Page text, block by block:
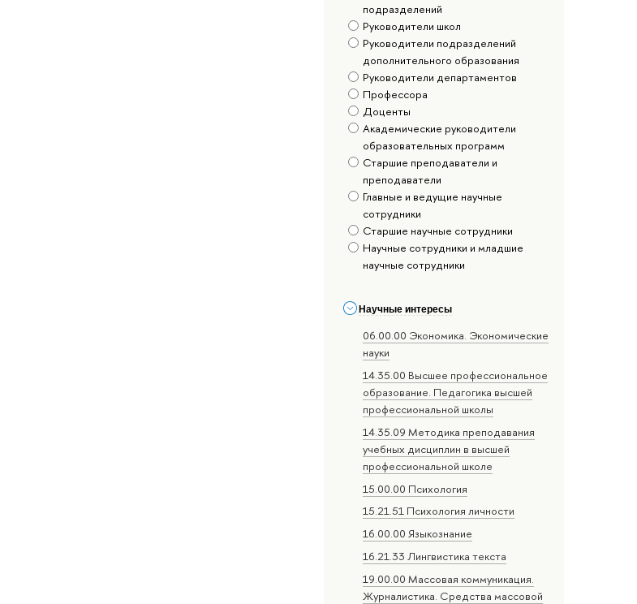
подразделений
Руководители школ
Руководители подразделений
дополнительного образования
Руководители департаментов
Профессора
Доценты
Академические руководители
образовательных программ
Старшие преподаватели и
преподаватели
Главные и ведущие научные
сотрудники
Старшие научные сотрудники
Научные сотрудники и младшие
научные сотрудники
Научные интересы
06.00.00 Экономика. Экономические
науки
14.35.00 Высшее профессиональное
образование. Педагогика высшей
профессиональной школы
14.35.09 Методика преподавания
учебных дисциплин в высшей
профессиональной школе
15.00.00 Психология
15.21.51 Психология личности
16.00.00 Языкознание
16.21.33 Лингвистика текста
19.00.00 Массовая коммуникация.
Журналистика. Средства массовой